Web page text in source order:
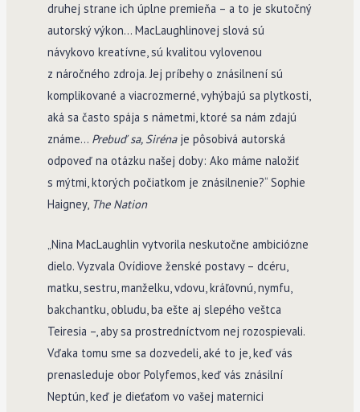
druhej strane ich úplne premieňa – a to je skutočný
autorský výkon… MacLaughlinovej slová sú
návykovo kreatívne, sú kvalitou vylovenou
z náročného zdroja. Jej príbehy o znásilnení sú
komplikované a viacrozmerné, vyhýbajú sa plytkosti,
aká sa často spája s námetmi, ktoré sa nám zdajú
známe… Prebuď sa, Siréna je pôsobivá autorská
odpoveď na otázku našej doby: Ako máme naložiť
s mýtmi, ktorých počiatkom je znásilnenie?“ Sophie
Haigney, The Nation
„Nina MacLaughlin vytvorila neskutočne ambiciózne
dielo. Vyzvala Ovídiove ženské postavy – dcéru,
matku, sestru, manželku, vdovu, kráľovnú, nymfu,
bakchantku, obludu, ba ešte aj slepého veštca
Teiresia –, aby sa prostredníctvom nej rozospievali.
Vďaka tomu sme sa dozvedeli, aké to je, keď vás
prenasleduje obor Polyfemos, keď vás znásilní
Neptún, keď je dieťaťom vo vašej maternici